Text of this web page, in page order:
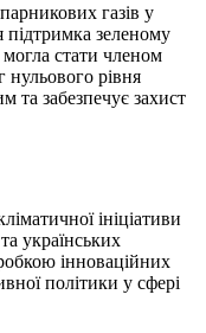
газів у
підтримка зеленому
стати членом
рівня
та забезпечує захист
ініціативи
українських
інноваційних
політики у сфері